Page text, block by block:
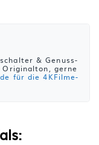
& Genuss-
gerne
für die 4KFilme-